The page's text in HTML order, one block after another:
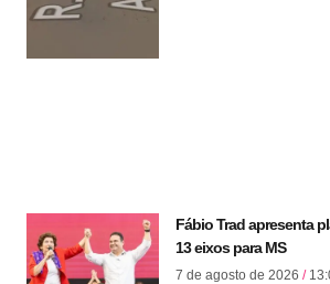
Fábio Trad apresenta
13 eixos para MS
7 de agosto de 2026